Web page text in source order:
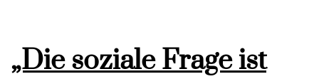
„Die soziale Frage ist